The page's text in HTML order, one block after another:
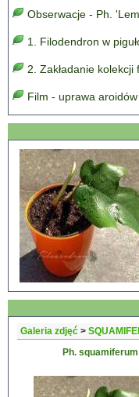
Obserwacje - Ph.
1. Filodendron w
2. Zakładanie
Film - uprawa
Galeria zdjęć >
Ph. squamiferum